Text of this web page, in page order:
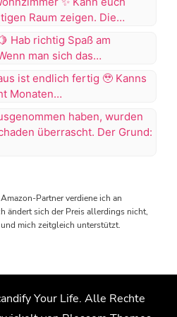
Partner verdiene ich an
ändert sich der Preis allerdings nicht,
mich zeitgleich unterstützt.
Your Life. Alle Rechte